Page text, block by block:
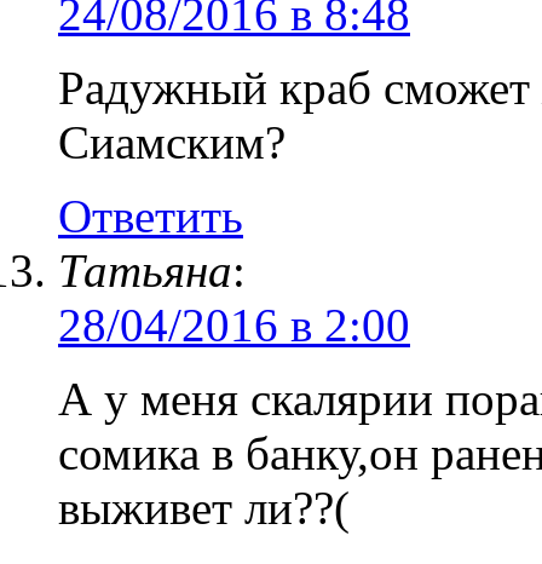
24/08/2016 в 8:48
Радужный краб
Сиамским?
Ответить
Татьяна:
28/04/2016 в 2:00
А у меня скалярии
сомика в банку,он
выживет ли??(